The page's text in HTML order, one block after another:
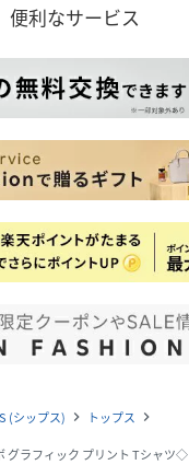
便利なサービス
(シップス) navigate_next トップス navigate_next
グラフィック プリント Tシャツ◇